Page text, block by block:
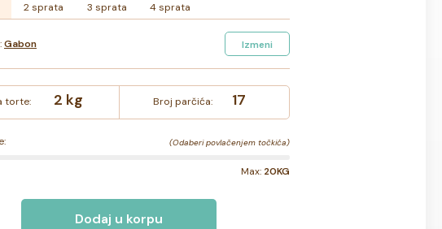
2 sprata 3 sprata 4 sprata
Gabon Izmeni
torte: 2 kg Broj parčića: 17
(Odaberi povlačenjem točkića)
Max: 20KG
Dodaj u korpu